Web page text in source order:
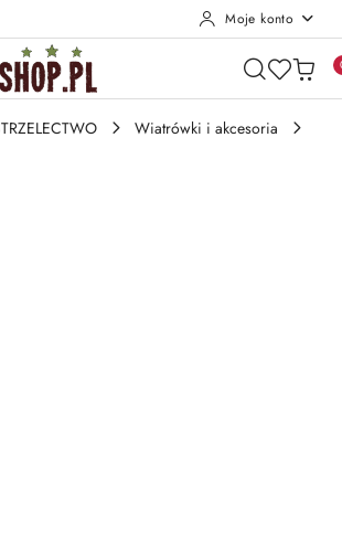
Moje konto
Wiatrówki i akcesoria